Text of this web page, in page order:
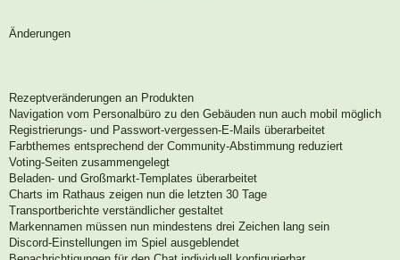
Änderungen
Rezeptveränderungen an Produkten
Navigation vom Personalbüro zu den Gebäuden nun auch mobil möglich
Registrierungs- und Passwort-vergessen-E-Mails überarbeitet
Farbthemes entsprechend der Community-Abstimmung reduziert
Voting-Seiten zusammengelegt
Beladen- und Großmarkt-Templates überarbeitet
Charts im Rathaus zeigen nun die letzten 30 Tage
Transportberichte verständlicher gestaltet
Markennamen müssen nun mindestens drei Zeichen lang sein
Discord-Einstellungen im Spiel ausgeblendet